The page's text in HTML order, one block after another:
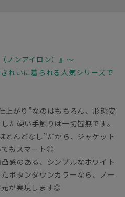
ノンアイロン）』～
れいに着られる人気シリーズで
上がり”なのはもちろん、形態安
た硬い手触りは一切皆無です。
とんどなし”だから、ジャケット
てもスマート◎
感のある、シンプルなホワイト
ボタンダウンカラーなら、ノー
元が実現します◎